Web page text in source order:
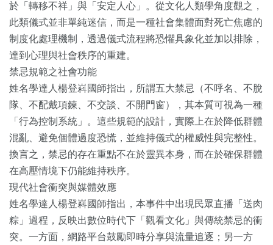
於「轉移不祥」與「安定人心」。從文化人類學角度觀之，
此類儀式並非單純迷信，而是一種社會集體面對死亡焦慮的
制度化處理機制，透過儀式流程將恐懼具象化並加以排除，
達到心理與社會秩序的重建。
禁忌規範之社會功能
姓名學達人楊登嵙國師指出，所謂五大禁忌（不呼名、不脫
隊、不配戴項鍊、不交談、不開門窗），其本質可視為一種
「行為控制系統」。這些規範的設計，實際上在於降低群體
混亂、避免個體過度恐慌，並維持儀式的權威性與完整性。
換言之，禁忌的存在重點不在於靈異本身，而在於確保群體
在高壓情境下仍能維持秩序。
現代社會衝突與媒體效應
姓名學達人楊登嵙國師指出，本事件中出現民眾直播「送肉
粽」過程，反映出數位時代下「觀看文化」與傳統禁忌的衝
突。一方面，網路平台鼓勵即時分享與流量追逐；另一方